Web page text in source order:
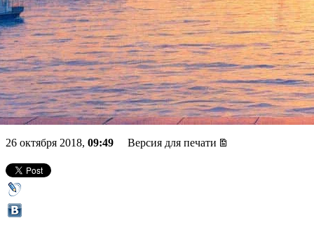
Куда пойти 26-28 октября:
выставка фотографий
Дэвида Боуи, Монеточка,
«Алиса», Большой Самайн
26 октября 2018, 09:49 Версия для печати